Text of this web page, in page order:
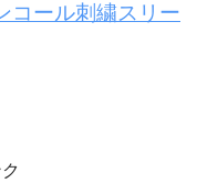
ール刺繍スリー